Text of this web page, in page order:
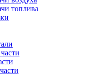
топлива